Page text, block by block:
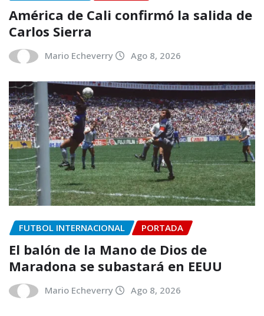
América de Cali confirmó la salida de
Carlos Sierra
Mario Echeverry Ago 8, 2026
FUTBOL INTERNACIONAL PORTADA
El balón de la Mano de Dios de
Maradona se subastará en EEUU
Mario Echeverry Ago 8, 2026